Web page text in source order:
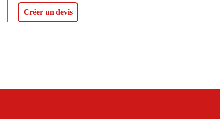
Créer un devis